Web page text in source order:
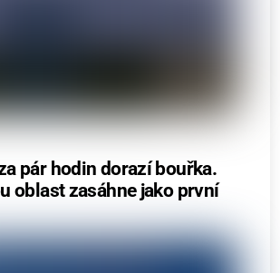
pár hodin dorazí bouřka.
oblast zasáhne jako první